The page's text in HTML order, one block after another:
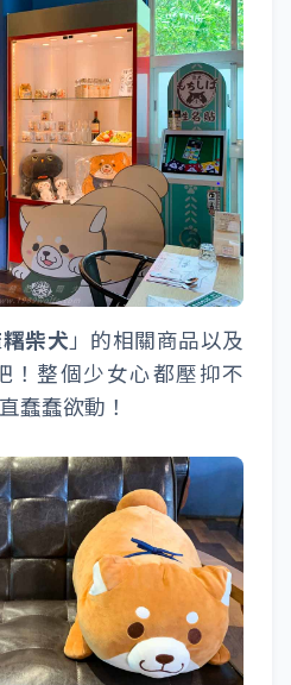
柴犬 」的相關商品以及
！整個少女心都壓抑不
蠢蠢欲動！